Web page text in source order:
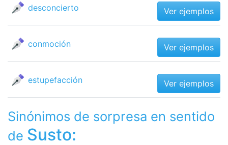
desconcierto Ver ejemplos
conmoción Ver ejemplos
estupefacción Ver ejemplos
Sinónimos de sorpresa en sentido
de Susto: